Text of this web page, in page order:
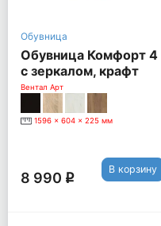
Обувница
Обувница Комфорт 4
с зеркалом, крафт
табачный
Вентал Арт
1596 x 604 x 225 мм
8 990 q
В корзину